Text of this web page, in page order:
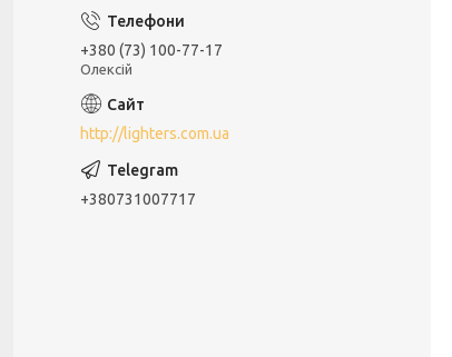
+380 (73) 100-77-17
Олексій
http://lighters.com.ua
+380731007717